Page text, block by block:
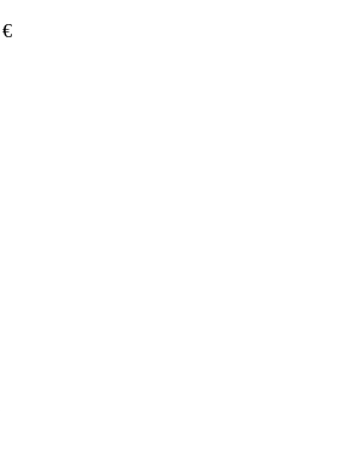
€Price